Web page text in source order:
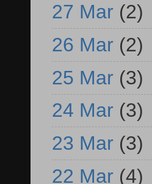
27 Mar (2)
26 Mar (2)
25 Mar (3)
24 Mar (3)
23 Mar (3)
22 Mar (4)